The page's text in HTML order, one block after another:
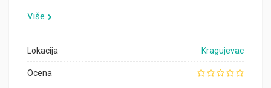
Više
Lokacija Kragujevac
Ocena